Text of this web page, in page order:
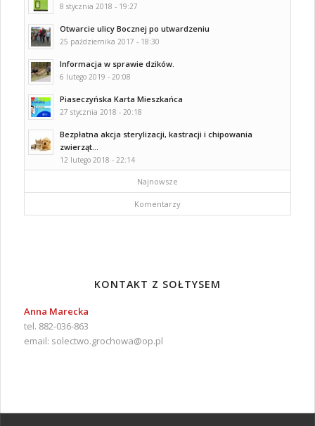
8 stycznia 2018 - 19:27
Otwarcie ulicy Bocznej po utwardzeniu
25 października 2017 - 18:30
Informacja w sprawie dzików.
6 lutego 2019 - 20:08
Piaseczyńska Karta Mieszkańca
27 stycznia 2018 - 20:18
Bezpłatna akcja sterylizacji, kastracji i chipowania
zwierząt...
12 lutego 2018 - 22:14
Najnowsze
Komentarzy
KONTAKT Z SOŁTYSEM
Anna Marecka
tel. 882-036-863
email: solectwo.grochowa@op.pl